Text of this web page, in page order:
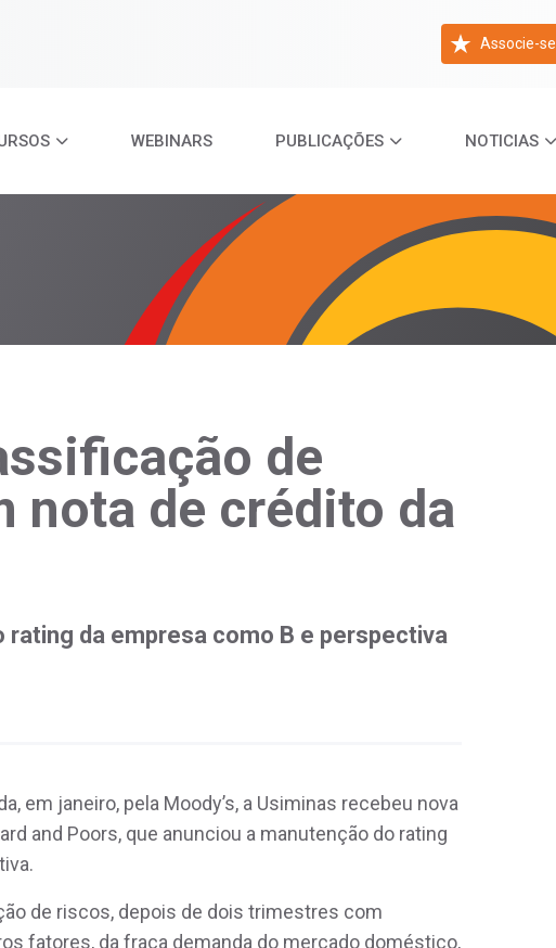
Associe-se
WEBINARS PUBLICAÇÕES NOTICIAS
de
nota de crédito da
rating da empresa como B e perspectiva
em janeiro, pela Moody’s, a Usiminas recebeu nova
and Poors, que anunciou a manutenção do rating
de riscos, depois de dois trimestres com
fatores, da fraca demanda do mercado doméstico,